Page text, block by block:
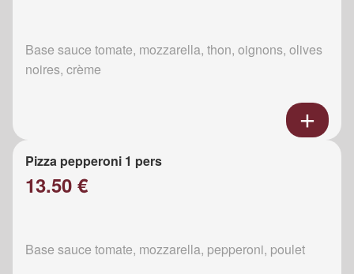
Base sauce tomate, mozzarella, thon, oignons, olives
noires, crème
Pizza pepperoni 1 pers
13.50 €
Base sauce tomate, mozzarella, pepperoni, poulet